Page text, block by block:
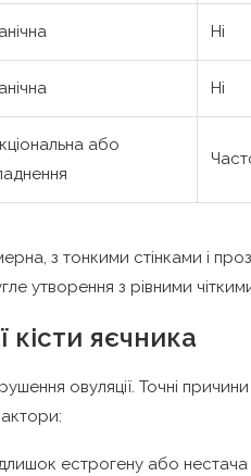
Ні
Ні
або
з тонкими стінками і
утворення з рівними
яєчника
овуляції. Точні
естрогену або нестача